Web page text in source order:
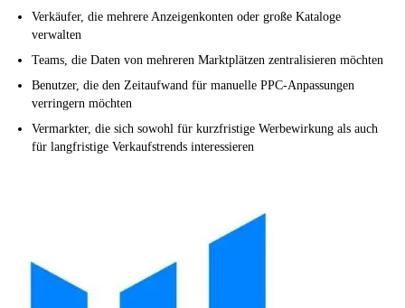
Verkäufer, die mehrere Anzeigenkonten oder große Kataloge
verwalten
Teams, die Daten von mehreren Marktplätzen zentralisieren möchten
Benutzer, die den Zeitaufwand für manuelle PPC-Anpassungen
verringern möchten
Vermarkter, die sich sowohl für kurzfristige Werbewirkung als auch
für langfristige Verkaufstrends interessieren